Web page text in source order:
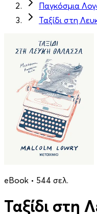
Παγκόσμια
Ταξίδι στη
eBook • 544 σελ.
Ταξίδι στη